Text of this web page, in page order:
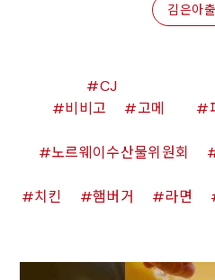
김은아
CJ
비비고
고메
노르웨이수산물위원회
치킨 햄버거 라면